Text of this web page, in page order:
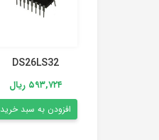
DS26LS32
۵۹۳,۷۲۴ ریال
افزودن به سبد خرید